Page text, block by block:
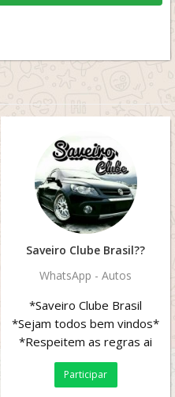
Saveiro Clube Brasil??
WhatsApp - Autos
*Saveiro Clube Brasil
*Sejam todos bem vindos*
*Respeitem as regras ai
blz* ???????????? ● Proibido
qualquer...
Participar